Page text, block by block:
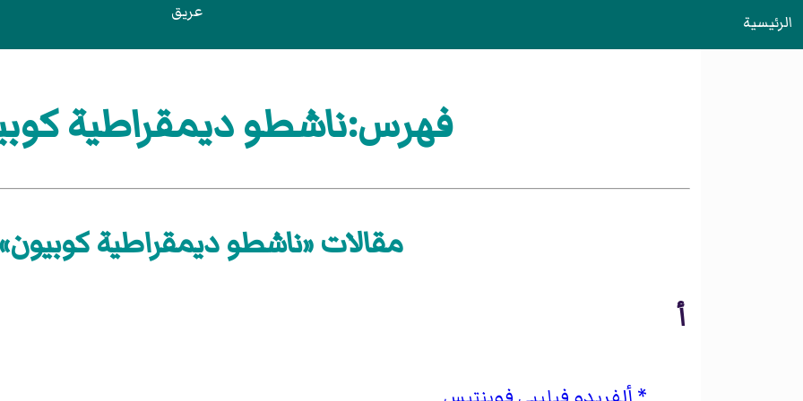
الرئيسية عريق
فهرس:ناشطو ديمقراطية
مقالات «ناشطو ديمقراطية
أ